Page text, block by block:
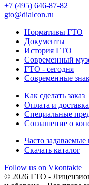
+7 (495) 646-87-82
gto@dialcon.ru
Нормативы ГТО
Документы
История ГТО
Современный
ГТО - сегодня
Современные
Как сделать заказ
Оплата и доставка
Специальные
Соглашение о
Часто
Скачать каталог
Follow us on Vkontakte
© 2026 ГТО -